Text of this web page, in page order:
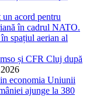
acord pentru
în cadrul NATO.
spațiul aerian al
și CFR Cluj după
economia Uniunii
ajunge la 380